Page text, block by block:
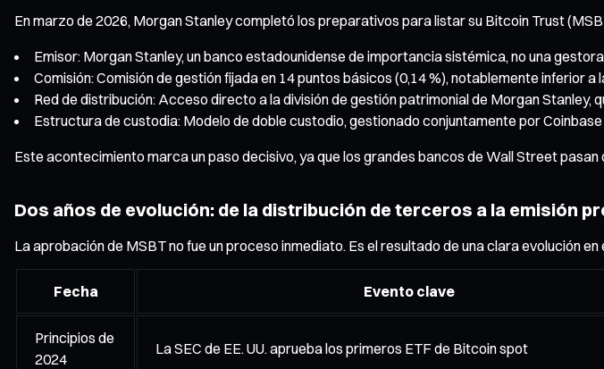
En marzo de 2026, Morgan Stanley completó los preparativos para listar su Bitcoin Trust
Emisor: Morgan Stanley, un banco estadounidense de importancia sistémica, no una
Comisión: Comisión de gestión fijada en 14 puntos básicos (0,14 %), notablemente inferior
Red de distribución: Acceso directo a la división de gestión patrimonial de Morgan Stanley,
Estructura de custodia: Modelo de doble custodio, gestionado conjuntamente por Coinbase
Este acontecimiento marca un paso decisivo, ya que los grandes bancos de Wall Street
Dos años de evolución: de la distribución de terceros a la emisión
La aprobación de MSBT no fue un proceso inmediato. Es el resultado de una clara evolución
Fecha Evento clave
Principios de
2024
La SEC de EE. UU. aprueba los primeros ETF de Bitcoin spot